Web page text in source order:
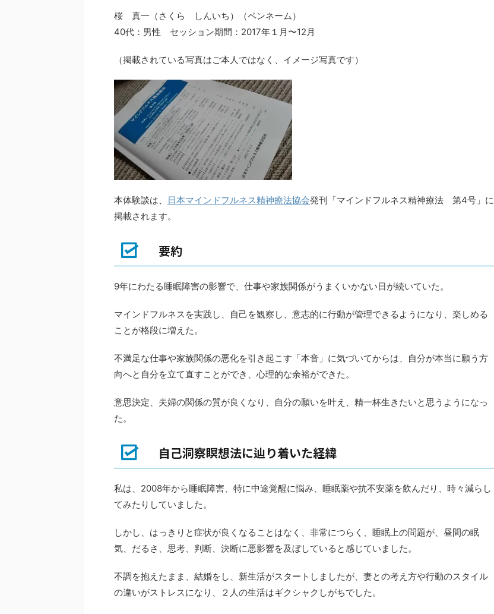
桜 真一（さくら しんいち）（ペンネーム）
40代：男性 セッション期間：2017年１月〜12月
（掲載されている写真はご本人ではなく、イメージ写真です）
本体験談は、 日本マインドフルネス精神療法協会発刊「マインドフルネス精神療法 第4号」に
掲載されます。
要約
9年にわたる睡眠障害の影響で、仕事や家族関係がうまくいかない日が続いていた。
マインドフルネスを実践し、自己を観察し、意志的に行動が管理できるようになり、楽しめる
ことが格段に増えた。
不満足な仕事や家族関係の悪化を引き起こす「本音」に気づいてからは、自分が本当に願う方
向へと自分を立て直すことができ、心理的な余裕ができた。
意思決定、夫婦の関係の質が良くなり、自分の願いを叶え、精一杯生きたいと思うようになっ
た。
自己洞察瞑想法に辿り着いた経緯
私は、2008年から睡眠障害、特に中途覚醒に悩み、睡眠薬や抗不安薬を飲んだり、時々減らし
てみたりしていました。
しかし、はっきりと症状が良くなることはなく、非常につらく、睡眠上の問題が、昼間の眠
気、だるさ、思考、判断、決断に悪影響を及ぼしていると感じていました。
不調を抱えたまま、結婚をし、新生活がスタートしましたが、妻との考え方や行動のスタイル
の違いがストレスになり、２人の生活はギクシャクしがちでした。